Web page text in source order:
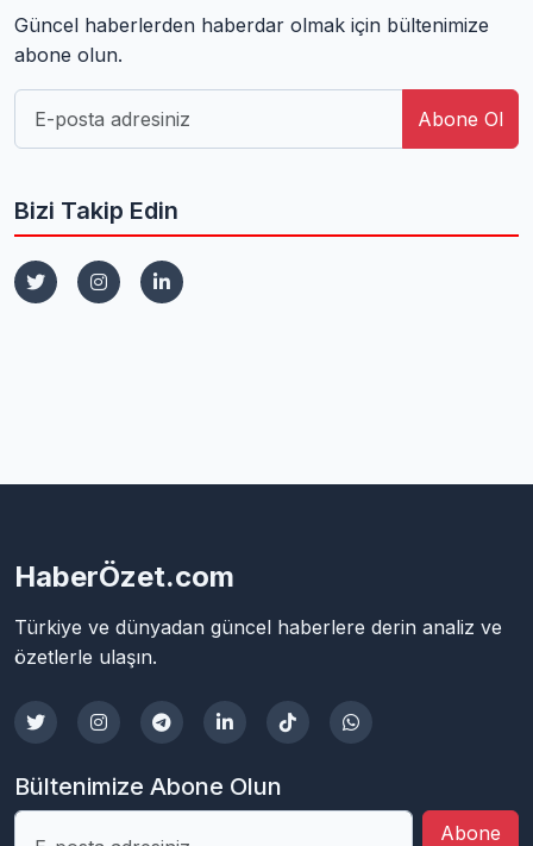
Güncel haberlerden haberdar olmak için bültenimize
abone olun.
Abone Ol
Bizi Takip Edin
HaberÖzet.com
Türkiye ve dünyadan güncel haberlere derin analiz ve
özetlerle ulaşın.
Bültenimize Abone Olun
Abone